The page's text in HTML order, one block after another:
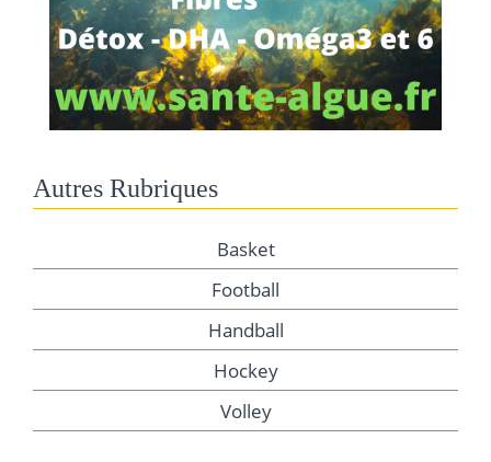
Autres Rubriques
Basket
Football
Handball
Hockey
Volley